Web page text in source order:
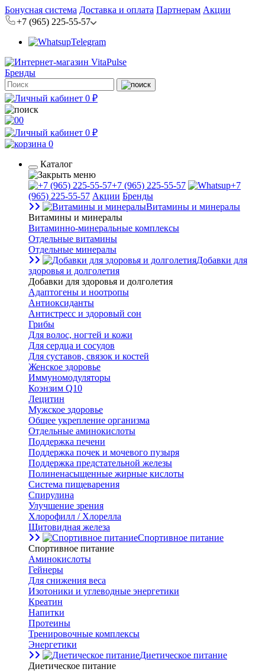
Бонусная система Доставка и оплата Партнерам Акции
+7 (965) 225-55-57
Telegram
Бренды
0 ₽
0
0 ₽
0
Каталог
+7 (965) 225-55-57
+7
(965) 225-55-57 Акции Бренды
Витамины и минералы
Витамины и минералы
Витаминно-минеральные комплексы
Отдельные витамины
Отдельные минералы
Добавки для
здоровья и долголетия
Добавки для здоровья и долголетия
Адаптогены и ноотропы
Антиоксиданты
Антистресс и здоровый сон
Грибы
Для волос, ногтей и кожи
Для сердца и сосудов
Для суставов, связок и костей
Женское здоровье
Иммуномодуляторы
Коэнзим Q10
Лецитин
Мужское здоровье
Общее укрепление организма
Отдельные аминокислоты
Поддержка печени
Поддержка почек и мочевого пузыря
Поддержка предстательной железы
Полиненасыщенные жирные кислоты
Система пищеварения
Спирулина
Улучшение зрения
Хлорофилл / Хлорелла
Щитовидная железа
Спортивное питание
Спортивное питание
Аминокислоты
Гейнеры
Для снижения веса
Изотоники и углеводные энергетики
Креатин
Напитки
Протеины
Тренировочные комплексы
Энергетики
Диетическое питание
Диетическое питание